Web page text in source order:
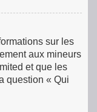
sur les
aux mineurs
et que les
question « Qui